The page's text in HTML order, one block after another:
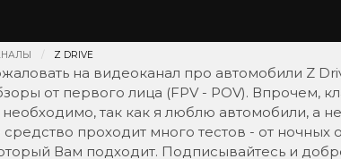
Z DRIVE
на видеоканал про автомобили Z
от первого лица (FPV - POV). Впрочем,
так как я люблю автомобили, а
проходит много тестов - от
Вам подходит. Подписывайтесь и